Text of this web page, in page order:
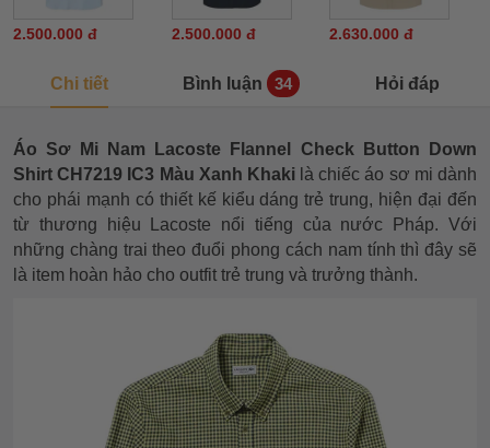
2.500.000 đ 2.500.000 đ 2.630.000 đ
Chi tiết Bình luận 34 Hỏi đáp
Áo Sơ Mi Nam Lacoste Flannel Check Button Down
Shirt CH7219 IC3 Màu Xanh Khaki là chiếc áo sơ mi dành
cho phái mạnh có thiết kế kiểu dáng trẻ trung, hiện đại đến
từ thương hiệu Lacoste nổi tiếng của nước Pháp. Với
những chàng trai theo đuổi phong cách nam tính thì đây sẽ
là item hoàn hảo cho outfit trẻ trung và trưởng thành.